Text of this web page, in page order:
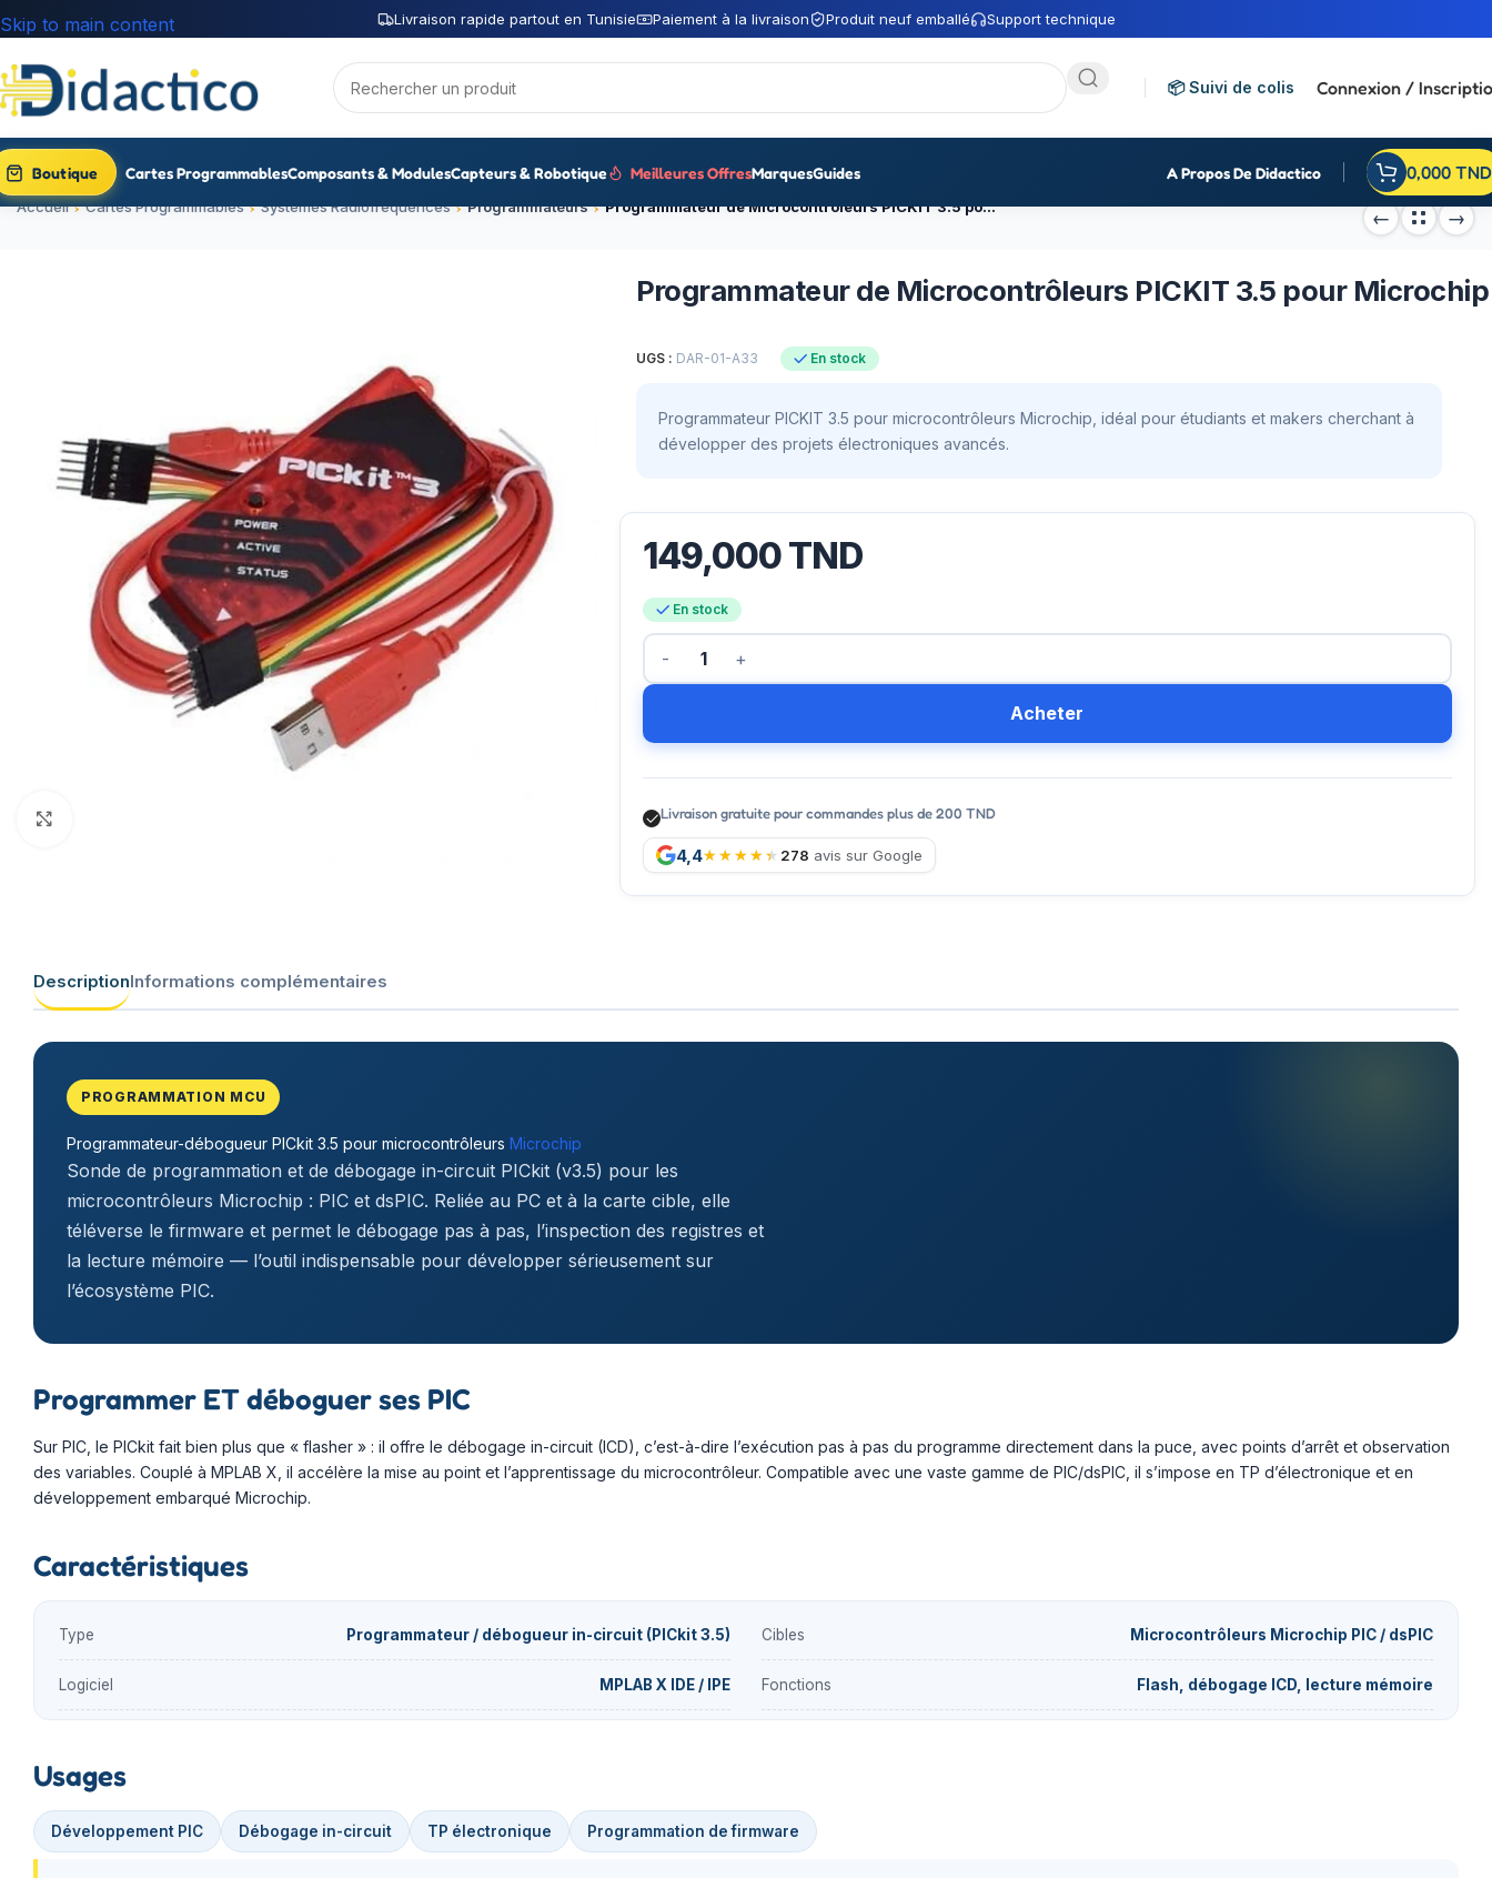
Livraison rapide partout en Tunisie Paiement à la livraison Produit neuf emballé Support technique
Skip to main content
📦 Suivi de colis Connexion /
Boutique Cartes ProgrammablesComposants & ModulesCapteurs & Robotique Meilleures OffresMarquesGuides A Propos De Didactico 0,000 TND
Accueil Cartes Programmables Systèmes Radiofréquences Programmateurs Programmateur de Microcontrôleurs PICKIT 3.5 pour Microchip
Programmateur de Microcontrôleurs PICKIT 3.5 pour Microchip
UGS : DAR-01-A33 En stock
Programmateur PICKIT 3.5 pour microcontrôleurs Microchip, idéal pour étudiants et makers cherchant à
développer des projets électroniques avancés.
149,000TND
En stock
Acheter
Livraison gratuite pour commandes plus de 200 TND
4,4 278 avis sur Google
DescriptionInformations complémentaires
PROGRAMMATION MCU
Programmateur-débogueur PICkit 3.5 pour microcontrôleurs Microchip
Sonde de programmation et de débogage in-circuit PICkit (v3.5) pour les
microcontrôleurs Microchip : PIC et dsPIC. Reliée au PC et à la carte cible, elle
téléverse le firmware et permet le débogage pas à pas, l’inspection des registres et
la lecture mémoire — l’outil indispensable pour développer sérieusement sur
l’écosystème PIC.
Programmer ET déboguer ses PIC
Sur PIC, le PICkit fait bien plus que « flasher » : il offre le débogage in-circuit (ICD), c’est-à-dire l’exécution pas à pas du programme directement dans la puce, avec points d’arrêt et observation
des variables. Couplé à MPLAB X, il accélère la mise au point et l’apprentissage du microcontrôleur. Compatible avec une vaste gamme de PIC/dsPIC, il s’impose en TP d’électronique et en
développement embarqué Microchip.
Caractéristiques
Type Programmateur / débogueur in-circuit (PICkit 3.5) Cibles Microcontrôleurs Microchip PIC / dsPIC
Logiciel MPLAB X IDE / IPE Fonctions Flash, débogage ICD, lecture mémoire
Usages
Développement PIC Débogage in-circuit TP électronique Programmation de firmware